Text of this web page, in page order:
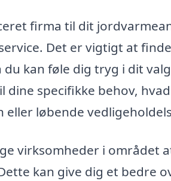
firma til dit
Det er vigtigt at
kan føle dig tryg i dit
dine specifikke behov,
løbende
virksomheder i området
kan give dig et bedre